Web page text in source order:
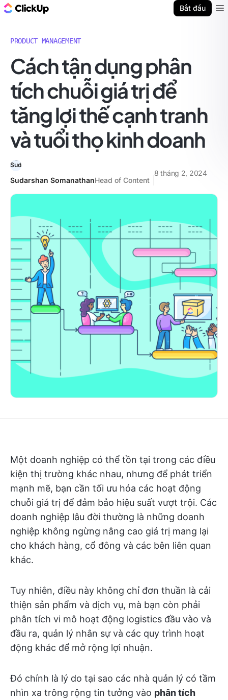
Bắt đầu
PRODUCT MANAGEMENT
Cách tận dụng phân
tích chuỗi giá trị để
tăng lợi thế cạnh tranh
và tuổi thọ kinh doanh
Sudarshan SomanathanHead of Content
8 tháng 2, 2024
Một doanh nghiệp có thể tồn tại trong các điều
kiện thị trường khác nhau, nhưng để phát triển
mạnh mẽ, bạn cần tối ưu hóa các hoạt động
chuỗi giá trị để đảm bảo hiệu suất vượt trội. Các
doanh nghiệp lâu đời thường là những doanh
nghiệp không ngừng nâng cao giá trị mang lại
cho khách hàng, cổ đông và các bên liên quan
khác.
Tuy nhiên, điều này không chỉ đơn thuần là cải
thiện sản phẩm và dịch vụ, mà bạn còn phải
phân tích vi mô hoạt động logistics đầu vào và
đầu ra, quản lý nhân sự và các quy trình hoạt
động khác để mở rộng lợi nhuận.
Đó chính là lý do tại sao các nhà quản lý có tầm
nhìn xa trông rộng tin tưởng vào phân tích